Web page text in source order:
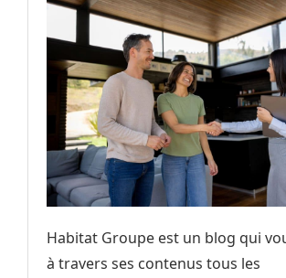
Habitat Groupe est un blog qui
à travers ses contenus tous les